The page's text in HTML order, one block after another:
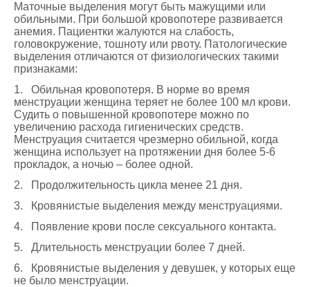
Маточные выделения могут быть мажущими или
обильными. При большой кровопотере развивается
анемия. Пациентки жалуются на слабость,
головокружение, тошноту или рвоту. Патологические
выделения отличаются от физиологических такими
признаками:
1. Обильная кровопотеря. В норме во время
менструации женщина теряет не более 100 мл крови.
Судить о повышенной кровопотере можно по
увеличению расхода гигиенических средств.
Менструация считается чрезмерно обильной, когда
женщина использует на протяжении дня более 5-6
прокладок, а ночью – более одной.
2. Продолжительность цикла менее 21 дня.
3. Кровянистые выделения между менструациями.
4. Появление крови после сексуального контакта.
5. Длительность менструации более 7 дней.
6. Кровянистые выделения у девушек, у которых еще
не было менструации.